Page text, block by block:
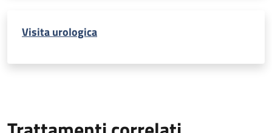
Visita urologica